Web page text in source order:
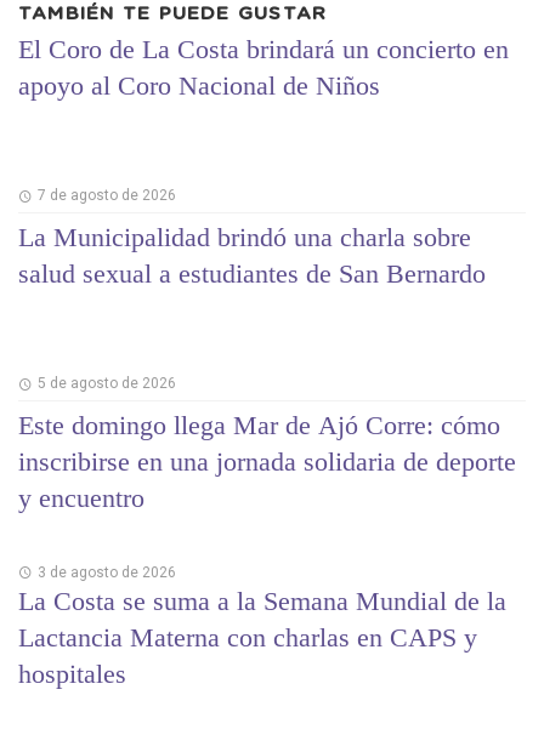
TAMBIÉN TE PUEDE GUSTAR
El Coro de La Costa brindará un concierto en
apoyo al Coro Nacional de Niños
7 de agosto de 2026
La Municipalidad brindó una charla sobre
salud sexual a estudiantes de San Bernardo
5 de agosto de 2026
Este domingo llega Mar de Ajó Corre: cómo
inscribirse en una jornada solidaria de deporte
y encuentro
3 de agosto de 2026
La Costa se suma a la Semana Mundial de la
Lactancia Materna con charlas en CAPS y
hospitales